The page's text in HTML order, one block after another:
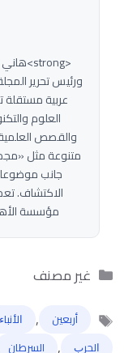
العلوم
والقصص
متنوعة مثل
جانب
الاكتشاف.
مؤسسة
التصنيفات
غير مصنف
الوسوم
أربعين , ﺍﻷﻧﺒﺎﺀ
ﺍﻟﺤﺮﺏ , السرطان